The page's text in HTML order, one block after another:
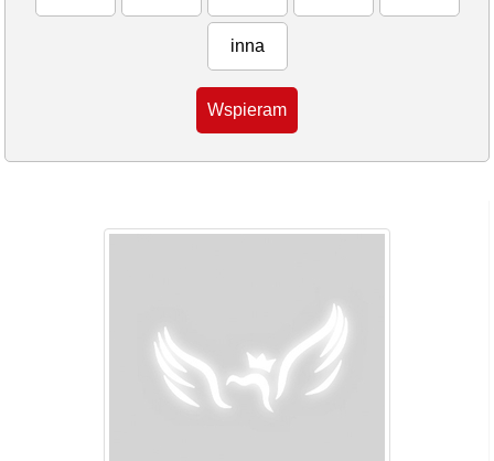
inna
Wspieram